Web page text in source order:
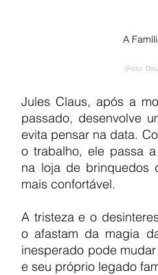
A
(Foto:
Jules Claus, após a
passado, desenvolve
evita pensar na data.
o trabalho, ele passa
na loja de brinquedos
mais confortável.
A tristeza e o
o afastam da magia
inesperado pode
e seu próprio legado